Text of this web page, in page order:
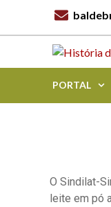
PORTAL
O Sindilat-
leite em pó